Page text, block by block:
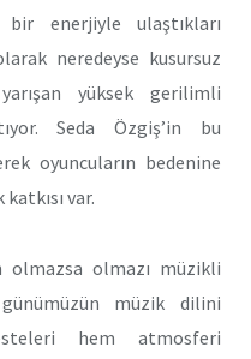
enerjiyle ulaştıkları
neredeyse kusursuz
yüksek gerilimli
Seda Özgiş’in bu
oyuncuların bedenine
var.
olmazsa olmazı müzikli
müzik dilini
hem atmosferi